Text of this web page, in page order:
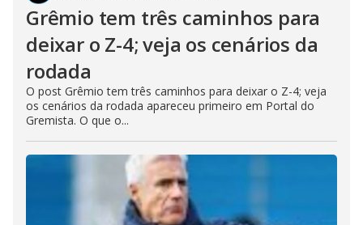
Grêmio tem três caminhos para
deixar o Z-4; veja os cenários da
rodada
O post Grêmio tem três caminhos para deixar o Z-4; veja
os cenários da rodada apareceu primeiro em Portal do
Gremista. O que o...